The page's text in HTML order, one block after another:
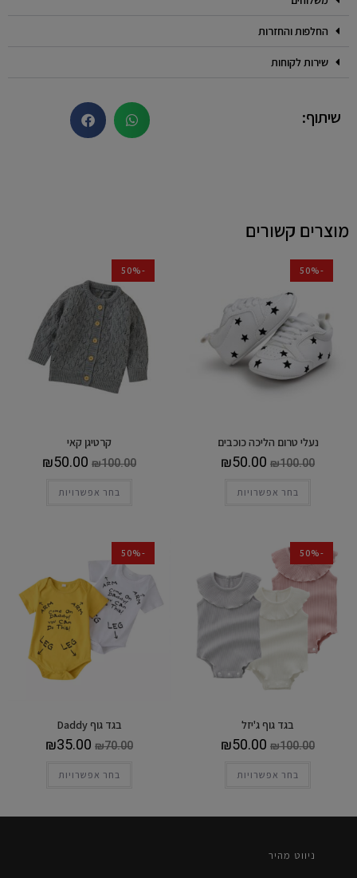
החלפות והחזרות
שירות לקוחות
שיתוף:
מוצרים קשורים
-50%
נעלי טרום הליכה כוכבים
₪100.00
₪50.00
בחר אפשרויות
-50%
קרטיגן קאי
₪100.00
₪50.00
בחר אפשרויות
-50%
בגד גוף ג'יזל
₪100.00
₪50.00
בחר אפשרויות
-50%
בגד גוף Daddy
₪70.00
₪35.00
בחר אפשרויות
ניווט מהיר